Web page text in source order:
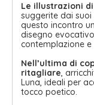
Le illustrazioni
suggerite dai
questo incontro
disegno
contemplazione
Nell’ultima di
ritagliare,
Luna, ideali per
tocco poetico.